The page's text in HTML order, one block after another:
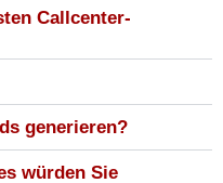
Callcenter-
generieren?
würden Sie